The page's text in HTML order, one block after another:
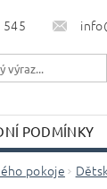
545
PODMÍNKY
pokoje